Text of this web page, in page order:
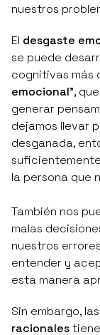
nuestros
El desgaste
se puede
cognitivas más
emocional”,
generar
dejamos llevar
desganada,
la persona que
También nos
malas
nuestros
entender y
esta manera
Sin embargo,
racionales